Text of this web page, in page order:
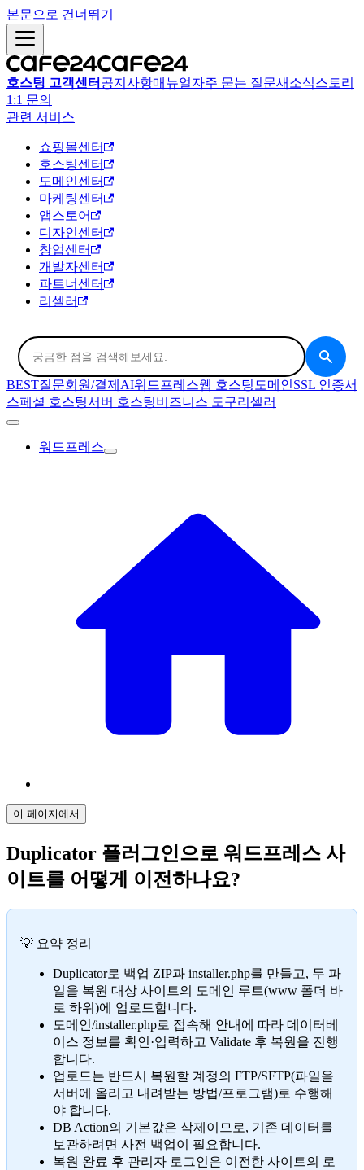
본문으로 건너뛰기
호스팅 고객센터 공지사항매뉴얼자주 묻는 질문새소식스토리
1:1 문의
관련 서비스
쇼핑몰센터
호스팅센터
도메인센터
마케팅센터
앱스토어
디자인센터
창업센터
개발자센터
파트너센터
리셀러
BEST질문회원/결제 AI워드프레스웹 호스팅 도메인SSL 인증서
스페셜 호스팅서버 호스팅비즈니스 도구리셀러
워드프레스
이 페이지에서
Duplicator 플러그인으로 워드프레스 사
이트를 어떻게 이전하나요?
💡 요약 정리
Duplicator로 백업 ZIP과 installer.php를 만들고, 두 파
일을 복원 대상 사이트의 도메인 루트(www 폴더 바
로 하위)에 업로드합니다.
도메인/installer.php로 접속해 안내에 따라 데이터베
이스 정보를 확인·입력하고 Validate 후 복원을 진행
합니다.
업로드는 반드시 복원할 계정의 FTP/SFTP(파일을
서버에 올리고 내려받는 방법/프로그램)로 수행해
야 합니다.
DB Action의 기본값은 삭제이므로, 기존 데이터를
보관하려면 사전 백업이 필요합니다.
복원 완료 후 관리자 로그인은 이전한 사이트의 로